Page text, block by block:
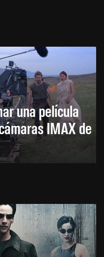
una película
IMAX de